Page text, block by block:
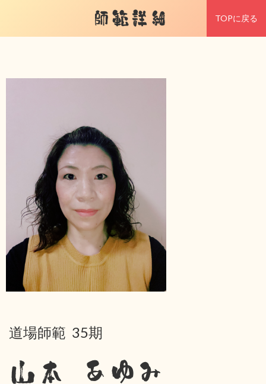
師範詳細 TOPに戻る
道場師範 35期
山本 あゆみ